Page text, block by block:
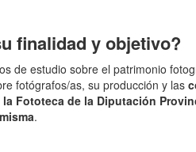
finalidad y objetivo?
de estudio sobre el patrimonio
fotógrafos/as, su producción y las
Fototeca de la Diputación
.